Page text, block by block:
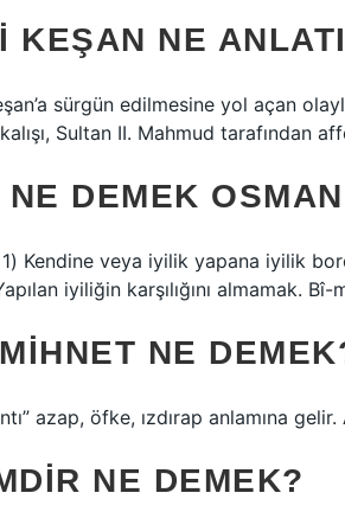
KEŞAN NE
sürgün edilmesine yol açan
kalışı, Sultan II. Mahmud tarafından
NE DEMEK
Kendine veya iyilik yapana iyilik
iyiliğin karşılığını almamak.
NE
azap, öfke, ızdırap anlamına
NE DEMEK?